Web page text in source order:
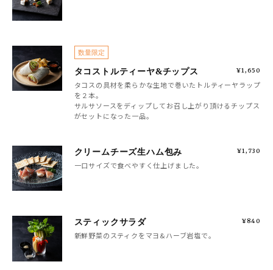
数量限定
タコストルティーヤ&チップス ¥1,650
タコスの具材を柔らかな生地で巻いたトルティーヤラップ
を２本。
サルサソースをディップしてお召し上がり頂けるチップス
がセットになった一品。
クリームチーズ生ハム包み ¥1,730
一口サイズで食べやすく仕上げました。
スティックサラダ ¥840
新鮮野菜のスティクをマヨ&ハーブ岩塩で。